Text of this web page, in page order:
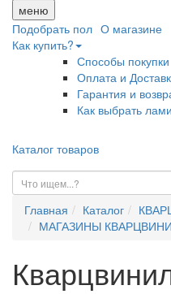
меню
Подобрать пол О магазине
Как купить?
Способы покупки
Оплата и
Гарантия и
Как выбрать
Каталог товаров
Главная Каталог
МАГАЗИНЫ